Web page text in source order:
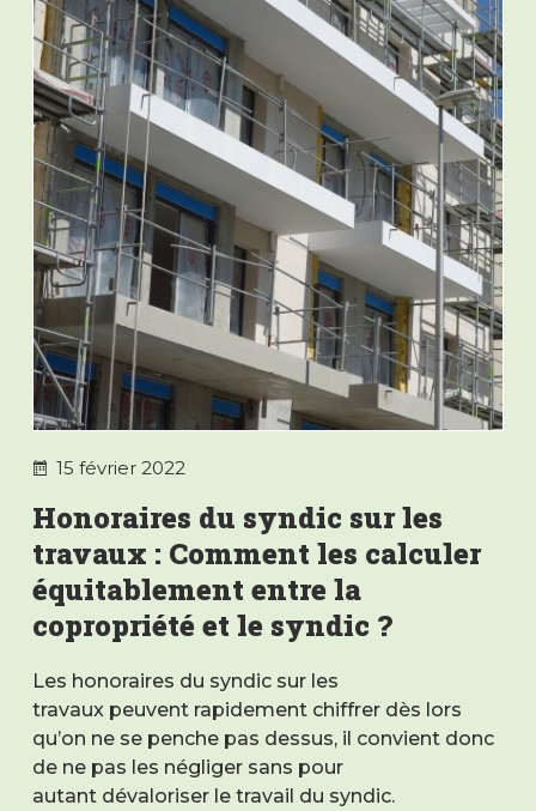
15 février 2022
Honoraires du syndic sur les
travaux : Comment les calculer
équitablement entre la
copropriété et le syndic ?
Les honoraires du syndic sur les
travaux peuvent rapidement chiffrer dès lors
qu’on ne se penche pas dessus, il convient donc
de ne pas les négliger sans pour
autant dévaloriser le travail du syndic.